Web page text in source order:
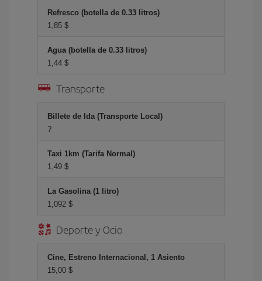
Refresco (botella de 0.33 litros)
1,85 $
Agua (botella de 0.33 litros)
1,44 $
Transporte
Billete de Ida (Transporte Local)
?
Taxi 1km (Tarifa Normal)
1,49 $
La Gasolina (1 litro)
1,092 $
Deporte y Ocio
Cine, Estreno Internacional, 1 Asiento
15,00 $